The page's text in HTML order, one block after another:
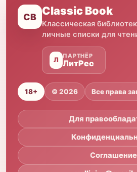
CB Classic Book
Классическая
личные списки для
Л
ПАРТНЁР
ЛитРес
18+ © 2026 Все права
Для
Соглашение